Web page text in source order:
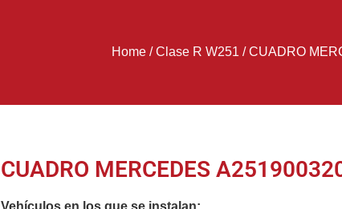
Home/Clase R W251 /CUADRO
CUADRO MERCEDES
Vehículos en los que se instalan: